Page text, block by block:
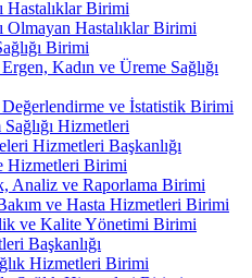
Hastalıklar Birimi
Olmayan Hastalıklar Birimi
Birimi
Kadın ve Üreme Sağlığı
ve İstatistik Birimi
Hizmetleri
Hizmetleri Başkanlığı
Hizmetleri Birimi
Analiz ve Raporlama Birimi
ve Hasta Hizmetleri Birimi
ve Kalite Yönetimi Birimi
Başkanlığı
Hizmetleri Birimi